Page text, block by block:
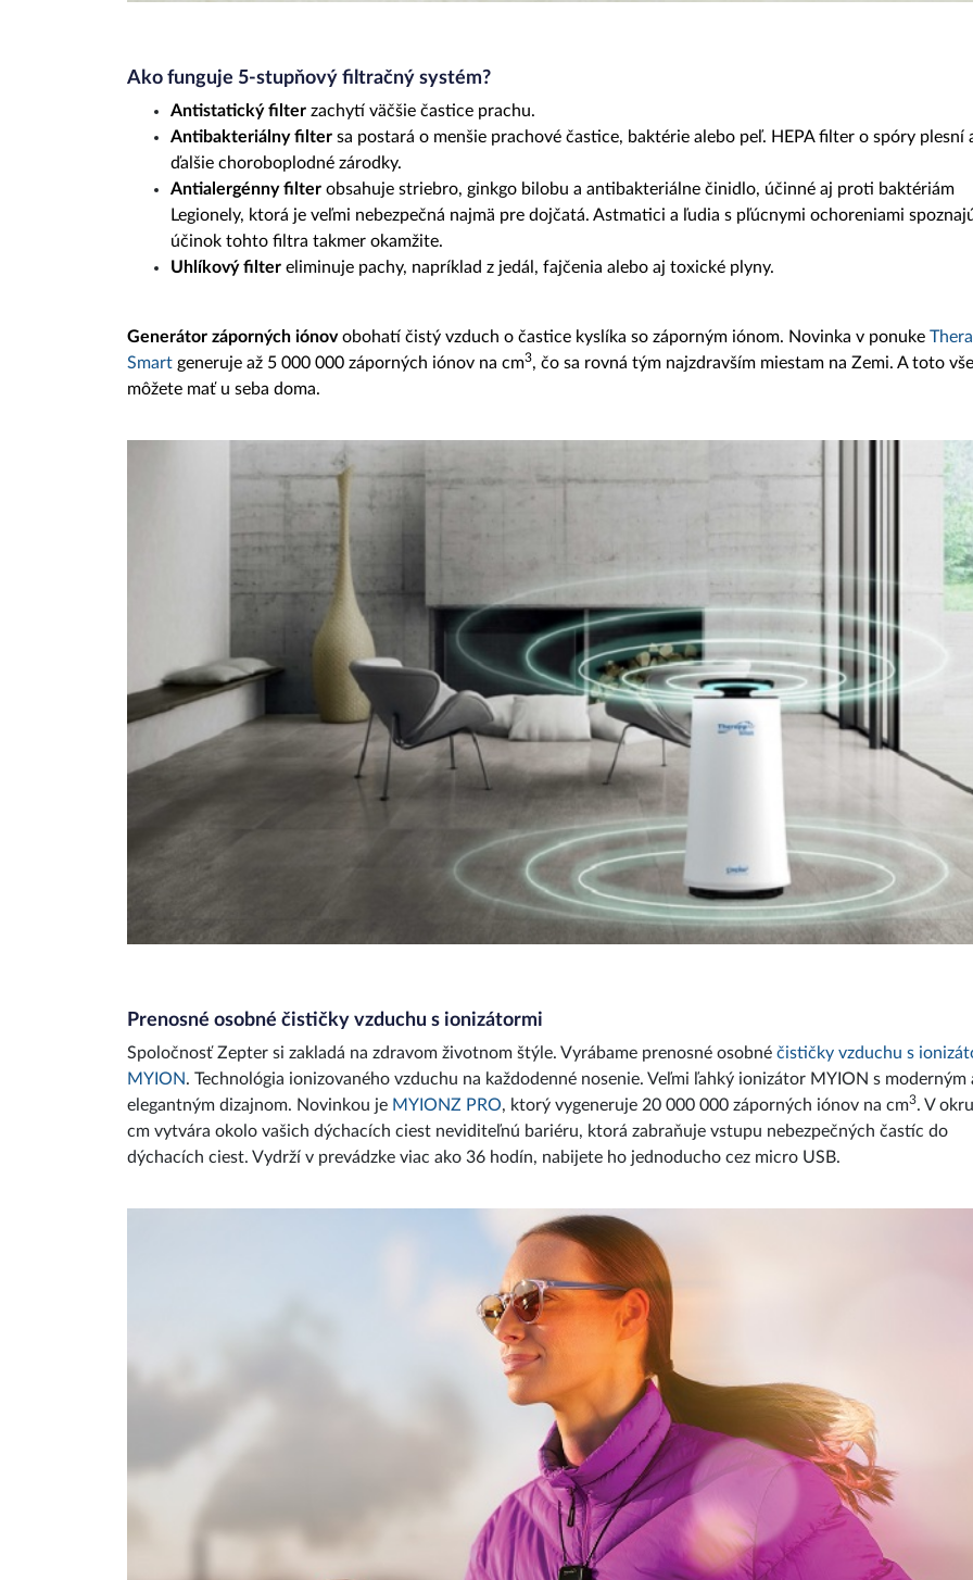
Ako funguje 5-stupňový filtračný systém?
Antistatický filter zachytí väčšie častice prachu.
Antibakteriálny filter sa postará o menšie prachové častice, baktérie alebo peľ. HEPA filter o spóry plesní
ďalšie choroboplodné zárodky.
Antialergénny filter obsahuje striebro, ginkgo bilobu a antibakteriálne činidlo, účinné aj proti baktériám
Legionely, ktorá je veľmi nebezpečná najmä pre dojčatá. Astmatici a ľudia s pľúcnymi ochoreniami
účinok tohto filtra takmer okamžite.
Uhlíkový filter eliminuje pachy, napríklad z jedál, fajčenia alebo aj toxické plyny.
Generátor záporných iónovobohatí čistý vzduch o častice kyslíka so záporným iónom. Novinka v ponuke
Smart generuje až 5 000 000 záporných iónov na cm3, čo sa rovná tým najzdravším miestam na Zemi. A toto
môžete mať u seba doma.
Prenosné osobné čističky vzduchu s ionizátormi
Spoločnosť Zepter si zakladá na zdravom životnom štýle. Vyrábame prenosné osobné čističky vzduchu s
MYION. Technológia ionizovaného vzduchu na každodenné nosenie. Veľmi ľahký ionizátor MYION s moderným
elegantným dizajnom. Novinkou je MYIONZ PRO, ktorý vygeneruje 20 000 000 záporných iónov na cm3. V
cm vytvára okolo vašich dýchacích ciest neviditeľnú bariéru, ktorá zabraňuje vstupu nebezpečných častíc do
dýchacích ciest. Vydrží v prevádzke viac ako 36 hodín, nabijete ho jednoducho cez micro USB.